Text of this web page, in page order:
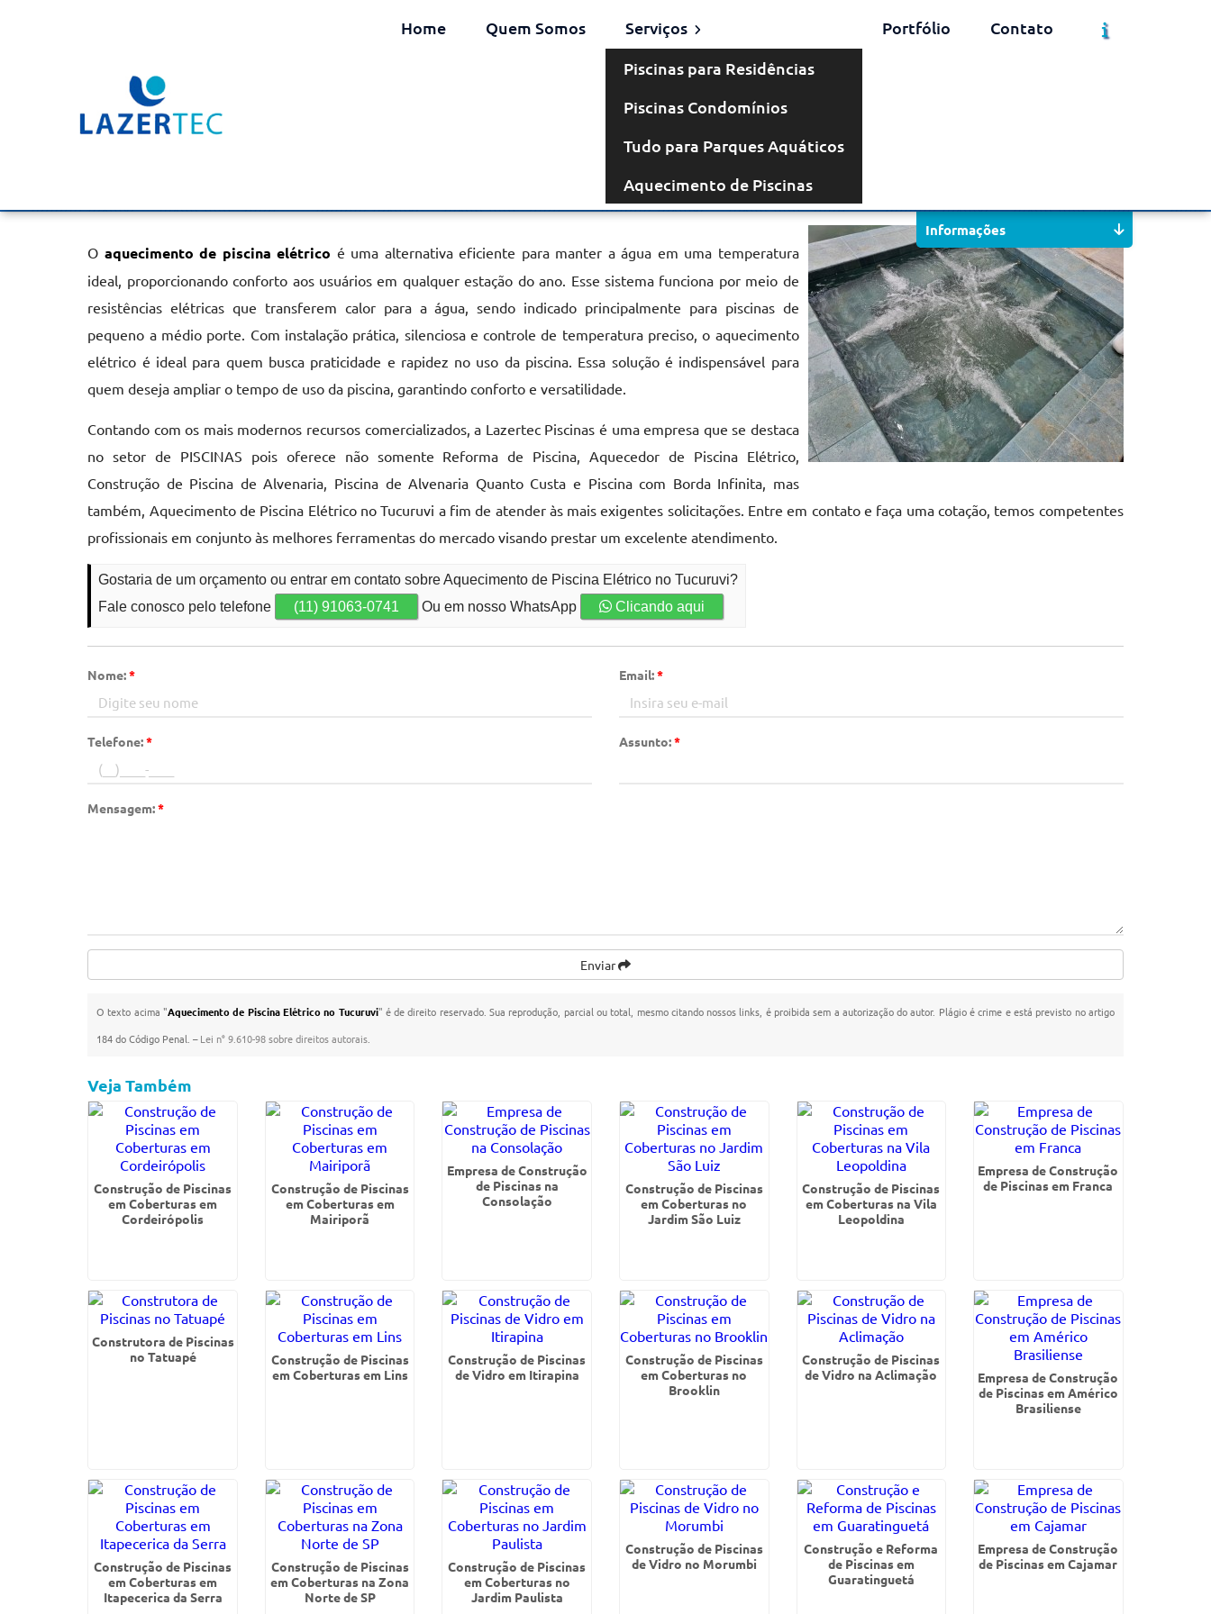
Home Quem Somos
Serviços
Piscinas para Residências
Piscinas Condomínios
Tudo para Parques Aquáticos
Aquecimento de Piscinas
Portfólio Contato
Aquecimento de Piscina Elétrico no
Solicite um Orçamento
O aquecimento de piscina elétrico é uma alternativa eficiente para manter a água em uma temperatura
ideal, proporcionando conforto aos usuários em qualquer estação do ano. Esse sistema funciona por meio de
resistências elétricas que transferem calor para a água, sendo indicado principalmente para piscinas de
pequeno a médio porte. Com instalação prática, silenciosa e controle de temperatura preciso, o aquecimento
elétrico é ideal para quem busca praticidade e rapidez no uso da piscina. Essa solução é indispensável para
quem deseja ampliar o tempo de uso da piscina, garantindo conforto e versatilidade.
Contando com os mais modernos recursos comercializados, a Lazertec Piscinas é uma empresa que se destaca
no setor de PISCINAS pois oferece não somente Reforma de Piscina, Aquecedor de Piscina Elétrico,
Construção de Piscina de Alvenaria, Piscina de Alvenaria Quanto Custa e Piscina com Borda Infinita, mas
também, Aquecimento de Piscina Elétrico no Tucuruvi a fim de atender às mais exigentes solicitações. Entre em contato e faça uma cotação, temos competentes
profissionais em conjunto às melhores ferramentas do mercado visando prestar um excelente atendimento.
Gostaria de um orçamento ou entrar em contato sobre Aquecimento de Piscina Elétrico no Tucuruvi?
Fale conosco pelo telefone
(11) 91063-0741 Ou em nosso WhatsApp Clicando aqui
Nome:* Email:*
Telefone:* Assunto:*
Mensagem:*
Enviar
O texto acima "Aquecimento de Piscina Elétrico no Tucuruvi" é de direito reservado. Sua reprodução, parcial ou total, mesmo citando nossos links, é proibida sem a autorização do autor. Plágio é crime e está previsto no artigo
184 do Código Penal. –Lei n° 9.610-98 sobre direitos autorais
Informações
Veja Também
Construção de Piscinas
em Coberturas em
Cordeirópolis
Construção de Piscinas
em Coberturas em
Mairiporã
Empresa de Construção
de Piscinas na
Consolação
Construção de Piscinas
em Coberturas no
Jardim São Luiz
Construção de Piscinas
em Coberturas na Vila
Leopoldina
Empresa de Construção
de Piscinas em Franca
Construtora de Piscinas
no Tatuapé
Construção de Piscinas
em Coberturas em Lins
Construção de Piscinas
de Vidro em Itirapina
Construção de Piscinas
em Coberturas no
Brooklin
Construção de Piscinas
de Vidro na Aclimação
Empresa de Construção
de Piscinas em Américo
Brasiliense
Construção de Piscinas
em Coberturas em
Itapecerica da Serra
Construção de Piscinas
em Coberturas na Zona
Norte de SP
Construção de Piscinas
em Coberturas no
Jardim Paulista
Construção de Piscinas
de Vidro no Morumbi
Construção e Reforma
de Piscinas em
Guaratinguetá
Empresa de Construção
de Piscinas em Cajamar